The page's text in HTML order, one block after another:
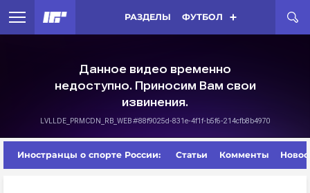
РАЗДЕЛЫ ФУТБОЛ
Иностранцы о спорте России: Статьи Комменты